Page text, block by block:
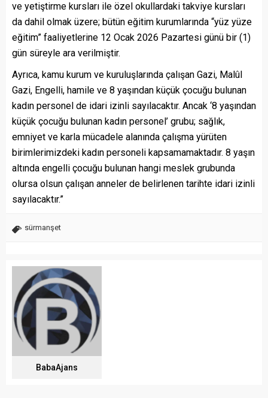
ve yetiştirme kursları ile özel okullardaki takviye kursları
da dahil olmak üzere; bütün eğitim kurumlarında “yüz yüze
eğitim” faaliyetlerine 12 Ocak 2026 Pazartesi günü bir (1)
gün süreyle ara verilmiştir.
Ayrıca, kamu kurum ve kuruluşlarında çalışan Gazi, Malûl
Gazi, Engelli, hamile ve 8 yaşından küçük çocuğu bulunan
kadın personel de idari izinli sayılacaktır. Ancak ‘8 yaşından
küçük çocuğu bulunan kadın personel’ grubu; sağlık,
emniyet ve karla mücadele alanında çalışma yürüten
birimlerimizdeki kadın personeli kapsamamaktadır. 8 yaşın
altında engelli çocuğu bulunan hangi meslek grubunda
olursa olsun çalışan anneler de belirlenen tarihte idari izinli
sayılacaktır.”
sürmanşet
BabaAjans